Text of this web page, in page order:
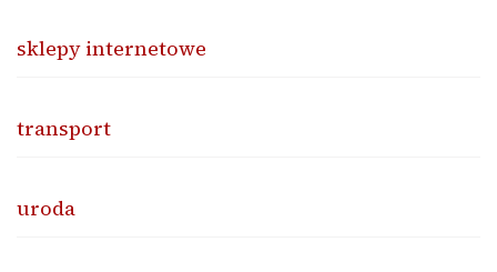
sklepy internetowe
transport
uroda